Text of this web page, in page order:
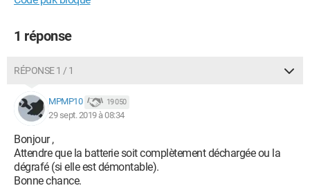
1 réponse
RÉPONSE 1 / 1
MPMP10 19 050
29 sept. 2019 à 08:34
Bonjour ,
Attendre que la batterie soit complètement déchargée ou la
dégrafé (si elle est démontable).
Bonne chance.